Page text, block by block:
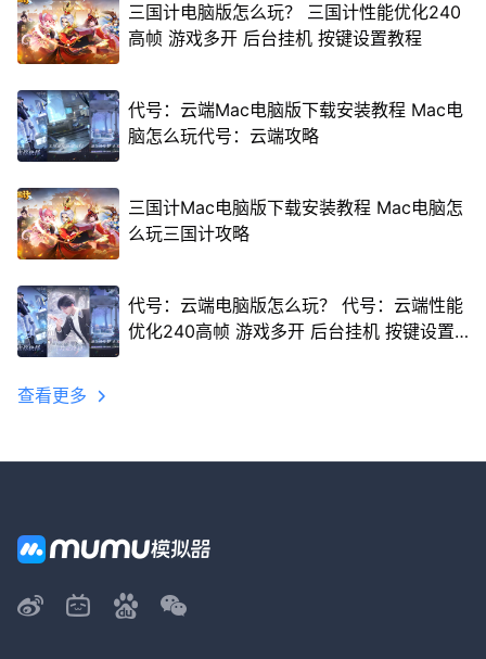
三国计电脑版怎么玩？ 三国计性能优化240
高帧 游戏多开 后台挂机 按键设置教程
代号：云端Mac电脑版下载安装教程 Mac电
脑怎么玩代号：云端攻略
三国计Mac电脑版下载安装教程 Mac电脑怎
么玩三国计攻略
代号：云端电脑版怎么玩？ 代号：云端性能
优化240高帧 游戏多开 后台挂机 按键设置
查看更多